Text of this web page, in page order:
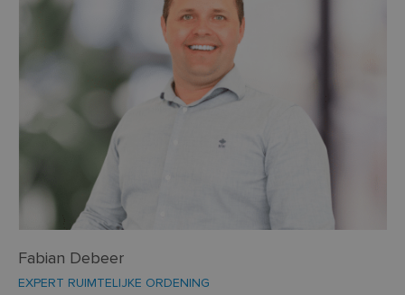
Fabian Debeer
EXPERT RUIMTELIJKE ORDENING